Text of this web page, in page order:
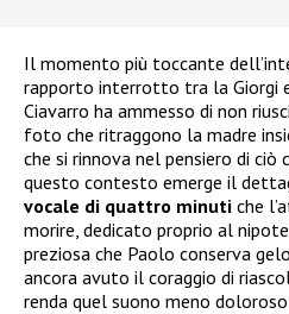
Il momento più toccante
rapporto interrotto tra la Giorgi
Ciavarro ha ammesso di non
foto che ritraggono la madre
che si rinnova nel pensiero di ciò
questo contesto emerge il
vocale di quattro minuti che
morire, dedicato proprio al
preziosa che Paolo conserva
ancora avuto il coraggio di
renda quel suono meno